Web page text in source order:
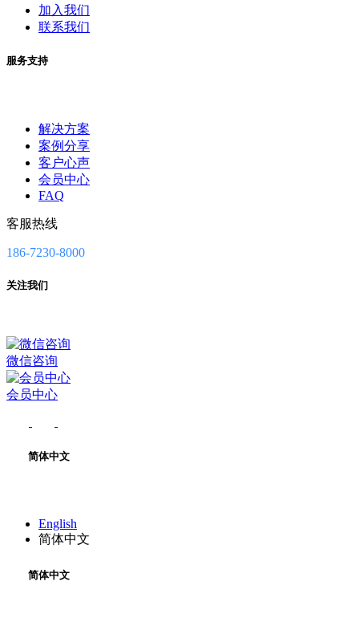
加入我们
联系我们
服务支持
解决方案
案例分享
客户心声
会员中心
FAQ
客服热线
186-7230-8000
关注我们
微信咨询
会员中心
简体中文
English
简体中文
简体中文